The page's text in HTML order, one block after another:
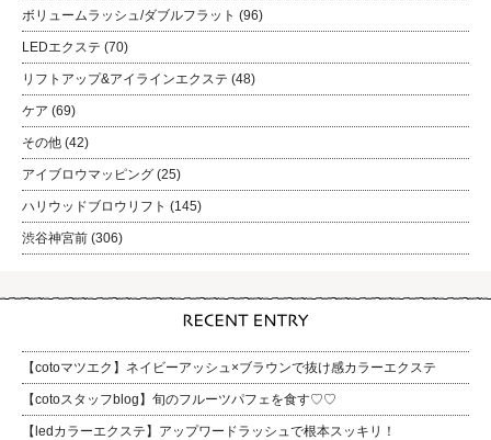
ボリュームラッシュ/ダブルフラット (96)
LEDエクステ (70)
リフトアップ&アイラインエクステ (48)
ケア (69)
その他 (42)
アイブロウマッピング (25)
ハリウッドブロウリフト (145)
渋谷神宮前 (306)
【cotoマツエク】ネイビーアッシュ×ブラウンで抜け感カラーエクステ
【cotoスタッフblog】旬のフルーツパフェを食す♡♡
【ledカラーエクステ】アップワードラッシュで根本スッキリ！